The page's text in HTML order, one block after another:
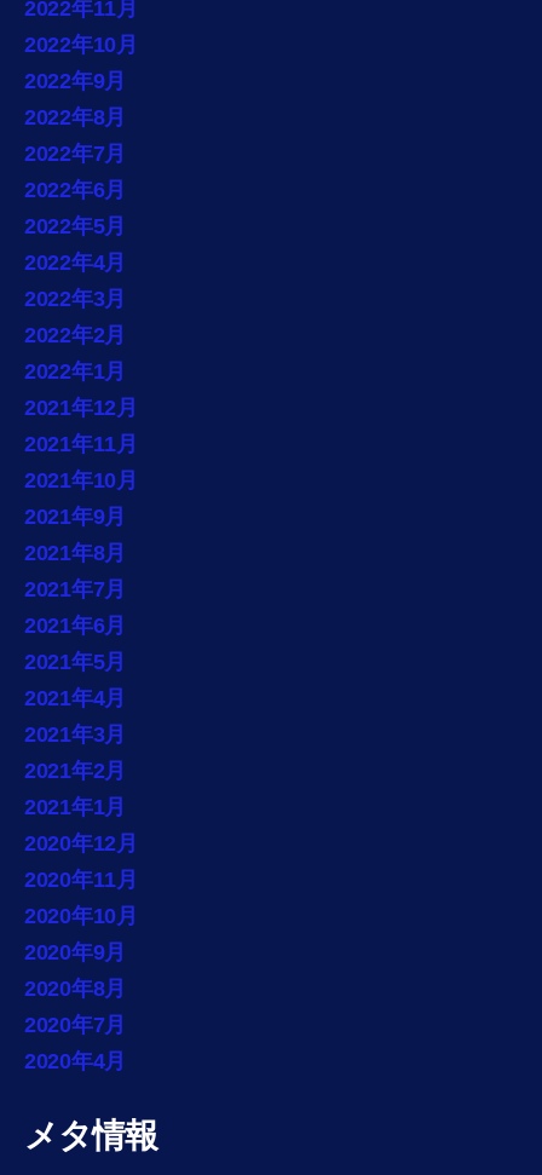
2022年11月
2022年10月
2022年9月
2022年8月
2022年7月
2022年6月
2022年5月
2022年4月
2022年3月
2022年2月
2022年1月
2021年12月
2021年11月
2021年10月
2021年9月
2021年8月
2021年7月
2021年6月
2021年5月
2021年4月
2021年3月
2021年2月
2021年1月
2020年12月
2020年11月
2020年10月
2020年9月
2020年8月
2020年7月
2020年4月
メタ情報